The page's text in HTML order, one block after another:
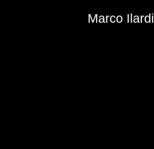
Marco Ilardi